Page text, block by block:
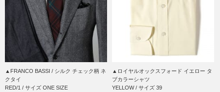
▲FRANCO BASSI / シルク チェック柄 ネ
クタイ
RED/1 / サイズ ONE SIZE
▲ロイヤルオックスフォード イエロー タ
ブカラーシャツ
YELLOW / サイズ 39